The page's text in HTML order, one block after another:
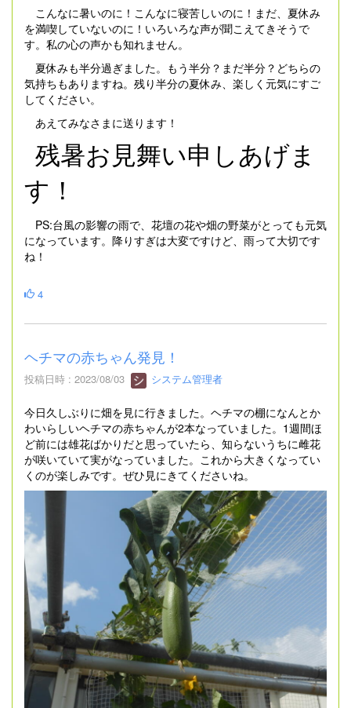
こんなに暑いのに！こんなに寝苦しいのに！まだ、夏休み
を満喫していないのに！いろいろな声が聞こえてきそうで
す。私の心の声かも知れません。
夏休みも半分過ぎました。もう半分？まだ半分？どちらの
気持ちもありますね。残り半分の夏休み、楽しく元気にすご
してください。
あえてみなさまに送ります！
残暑お見舞い申しあげま
す！
PS:台風の影響の雨で、花壇の花や畑の野菜がとっても元気
になっています。降りすぎは大変ですけど、雨って大切です
ね！
4
ヘチマの赤ちゃん発見！
投稿日時 : 2023/08/03 システム管理者
今日久しぶりに畑を見に行きました。ヘチマの棚になんとか
わいらしいヘチマの赤ちゃんが2本なっていました。1週間ほ
ど前には雄花ばかりだと思っていたら、知らないうちに雌花
が咲いていて実がなっていました。これから大きくなってい
くのが楽しみです。ぜひ見にきてくださいね。